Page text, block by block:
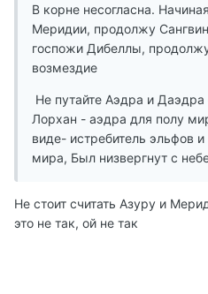
В корне несогласна.
Меридии, продолжу
госпожи Дибеллы,
возмездие
Не путайте Аэдра и
Лорхан - аэдра для полу
виде- истребитель эльфов
мира, Был низвергнут с
Не стоит считать Азуру и
это не так, ой не так